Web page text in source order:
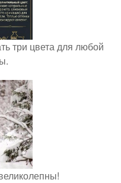
три цвета для любой